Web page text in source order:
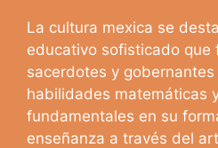
La cultura mexica se
educativo sofisticado que
sacerdotes y
habilidades matemáticas
fundamentales en su
enseñanza a través del